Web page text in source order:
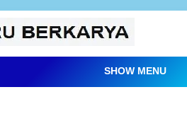
SHOW MENU